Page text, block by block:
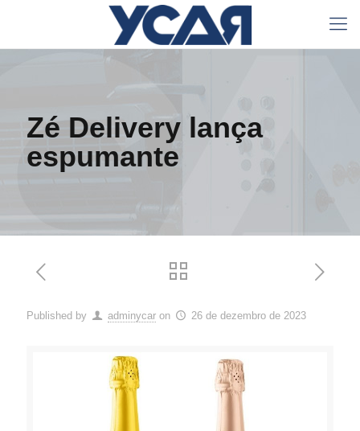
Zé Delivery lança
espumante
Published by adminycar on 26 de dezembro de 2023